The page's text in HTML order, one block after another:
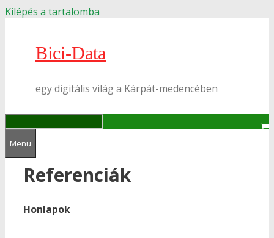
Kilépés a tartalomba
Bici-Data
egy digitális világ a Kárpát-medencében
Menu
Referenciák
Honlapok